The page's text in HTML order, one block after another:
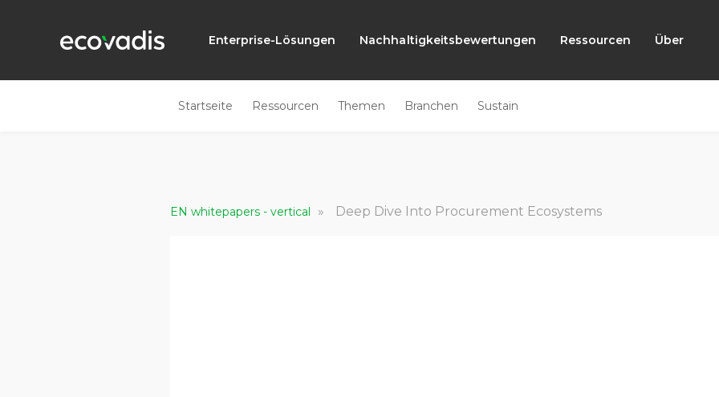
Enterprise-Lösungen Nachhaltigkeitsbewertungen Ressourcen Über
Startseite Ressourcen Themen Branchen Sustain
EN whitepapers - vertical » Deep Dive Into Procurement Ecosystems